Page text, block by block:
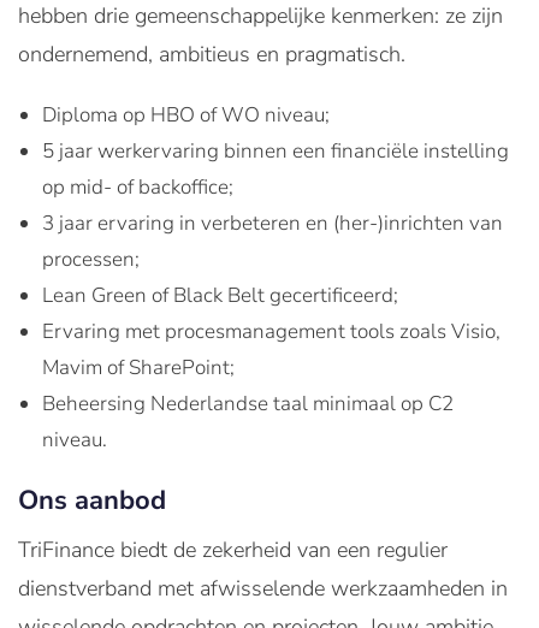
hebben drie gemeenschappelijke kenmerken: ze zijn
ondernemend, ambitieus en pragmatisch.
Diploma op HBO of WO niveau;
5 jaar werkervaring binnen een financiële instelling
op mid- of backoffice;
3 jaar ervaring in verbeteren en (her-)inrichten van
processen;
Lean Green of Black Belt gecertificeerd;
Ervaring met procesmanagement tools zoals Visio,
Mavim of SharePoint;
Beheersing Nederlandse taal minimaal op C2
niveau.
Ons aanbod
TriFinance biedt de zekerheid van een regulier
dienstverband met afwisselende werkzaamheden in